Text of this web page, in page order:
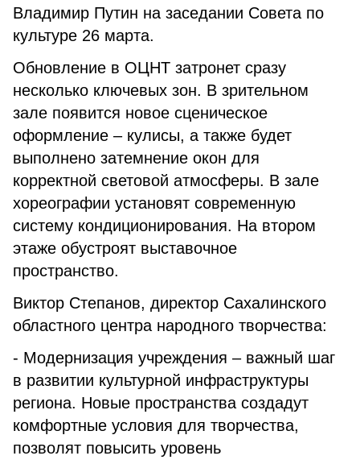
Владимир Путин на заседании Совета по
культуре 26 марта.
Обновление в ОЦНТ затронет сразу
несколько ключевых зон. В зрительном
зале появится новое сценическое
оформление – кулисы, а также будет
выполнено затемнение окон для
корректной световой атмосферы. В зале
хореографии установят современную
систему кондиционирования. На втором
этаже обустроят выставочное
пространство.
Виктор Степанов, директор Сахалинского
областного центра народного творчества:
- Модернизация учреждения – важный шаг
в развитии культурной инфраструктуры
региона. Новые пространства создадут
комфортные условия для творчества,
позволят повысить уровень